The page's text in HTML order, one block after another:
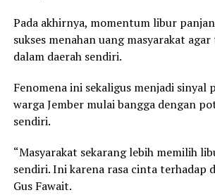
Pada akhirnya, momentum libur
sukses menahan uang masyarakat
dalam daerah sendiri.
Fenomena ini sekaligus menjadi sinyal
warga Jember mulai bangga dengan
sendiri.
“Masyarakat sekarang lebih memilih
sendiri. Ini karena rasa cinta terhadap
Gus Fawait.